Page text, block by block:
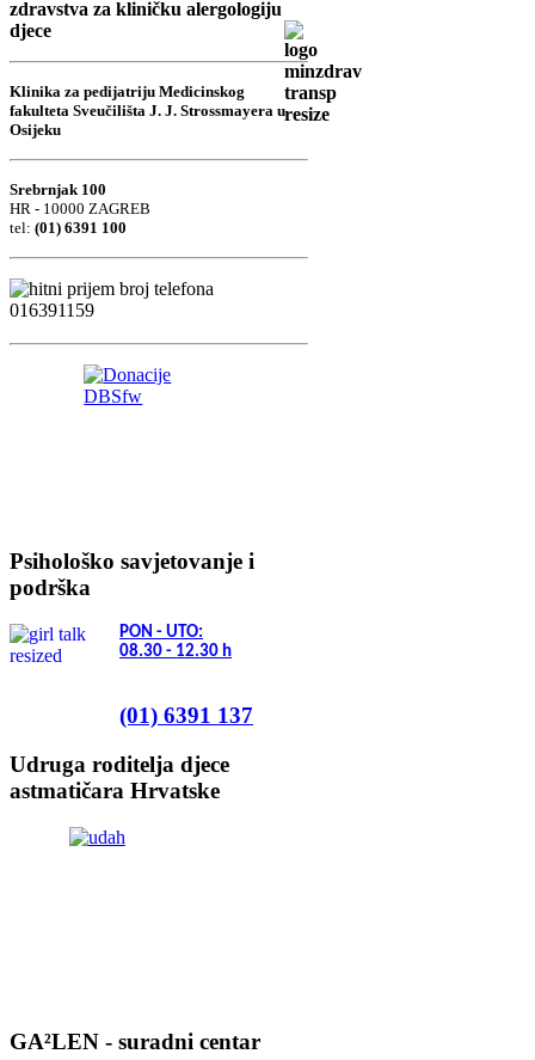
zdravstva za kliničku alergologiju
djece
Klinika za pedijatriju Medicinskog
fakulteta Sveučilišta J. J. Strossmayera u
Osijeku
Srebrnjak 100
HR - 10000 ZAGREB
tel: (01) 6391 100
Psihološko savjetovanje i
podrška
PON - UTO:
08.30 - 12.30 h
(01) 6391 137
Udruga roditelja djece
astmatičara Hrvatske
GA²LEN - suradni centar